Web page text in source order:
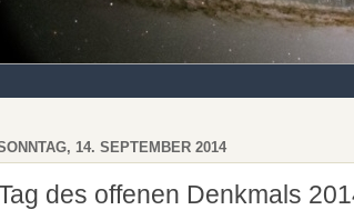
14. SEPTEMBER 2014
des offenen Denkmals